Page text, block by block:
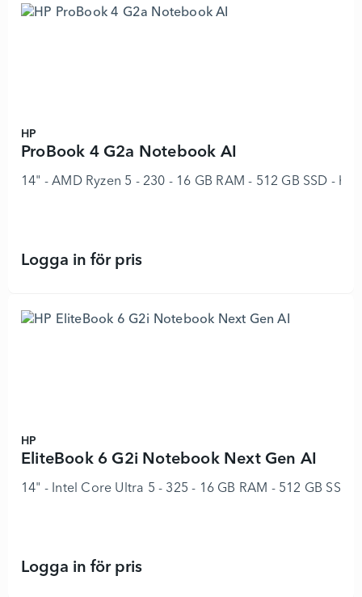
HP
ProBook 4 G2a Notebook AI
14" - AMD Ryzen 5 - 230 - 16 GB RAM - 512 GB SSD -
Logga in för prisProBook 4 G2a Notebook AI -
HP
EliteBook 6 G2i Notebook Next Gen AI
14" - Intel Core Ultra 5 - 325 - 16 GB RAM - 512 GB SSD
Logga in för prisEliteBook 6 G2i Notebook Next